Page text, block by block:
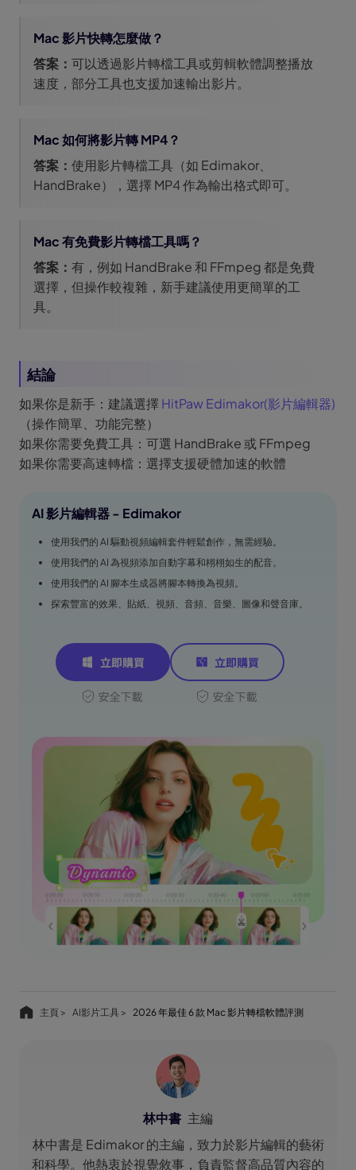
Mac 影片快轉怎麼做？
答案： 可以透過影片轉檔工具或剪輯軟體調整播放
速度，部分工具也支援加速輸出影片。
Mac 如何將影片轉 MP4？
答案： 使用影片轉檔工具（如 Edimakor、
HandBrake），選擇 MP4 作為輸出格式即可。
Mac 有免費影片轉檔工具嗎？
答案： 有，例如 HandBrake 和 FFmpeg 都是免費
選擇，但操作較複雜，新手建議使用更簡單的工
具。
結論
如果你是新手：建議選擇 HitPaw Edimakor(影片編輯器)
（操作簡單、功能完整）
如果你需要免費工具：可選 HandBrake 或 FFmpeg
如果你需要高速轉檔：選擇支援硬體加速的軟體
AI 影片編輯器 - Edimakor
使用我們的 AI 驅動視頻編輯套件輕鬆創作，無需經驗。
使用我們的 AI 為視頻添加自動字幕和栩栩如生的配音。
使用我們的 AI 腳本生成器將腳本轉換為視頻。
探索豐富的效果、貼紙、視頻、音頻、音樂、圖像和聲音庫。
主頁 > AI影片工具 > 2026 年最佳 6 款 Mac 影片轉檔軟體評測
林中書 主編
林中書是 Edimakor 的主編，致力於影片編輯的藝術
和科學。他熱衷於視覺敘事，負責監督高品質內容的